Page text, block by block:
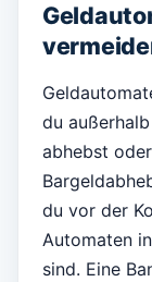
du
abhebst
du vor der
Automaten
sind. Eine